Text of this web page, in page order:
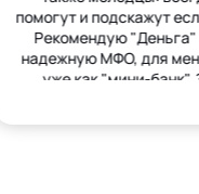
помогут и подскажут
Рекомендую "Деньга"
надежную МФО, для
уже как "мини-банк".